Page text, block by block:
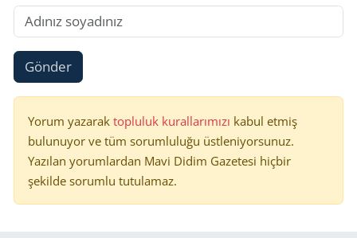
Gönder
Yorum yazarak topluluk kurallarımızı kabul etmiş
bulunuyor ve tüm sorumluluğu üstleniyorsunuz.
Yazılan yorumlardan Mavi Didim Gazetesi hiçbir
şekilde sorumlu tutulamaz.